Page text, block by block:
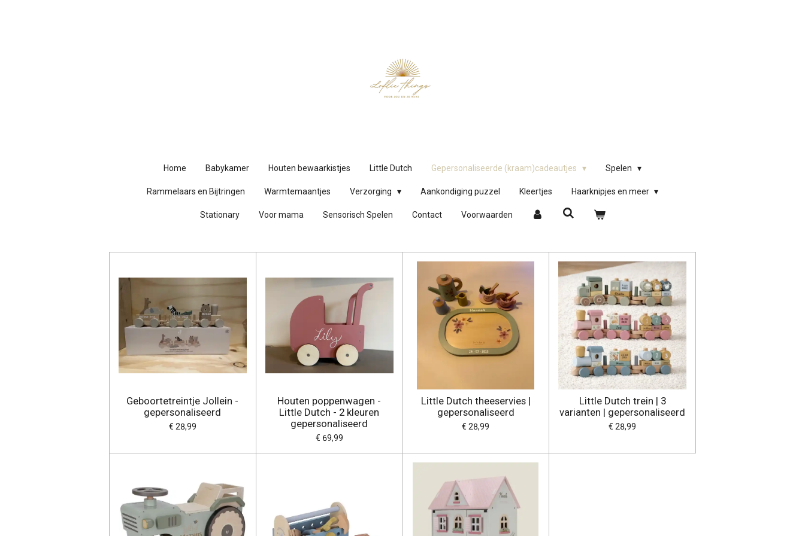
Home Babykamer Houten bewaarkistjes Little Dutch Gepersonaliseerde (kraam)cadeautjes Spelen
Rammelaars en Bijtringen Warmtemaantjes Verzorging Aankondiging puzzel Kleertjes Haarknipjes en meer
Stationary Voor mama Sensorisch Spelen Contact Voorwaarden
Geboortetreintje Jollein -
gepersonaliseerd
€ 28,99
Houten poppenwagen -
Little Dutch - 2 kleuren
gepersonaliseerd
€ 69,99
Little Dutch theeservies |
gepersonaliseerd
€ 28,99
Little Dutch trein | 3
varianten | gepersonaliseerd
€ 28,99